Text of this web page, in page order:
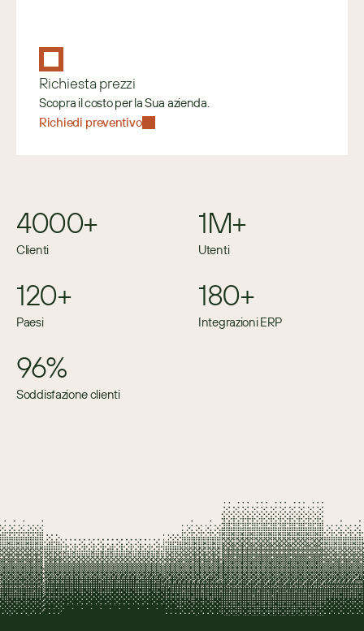
Richiesta prezzi
Scopra il costo per la Sua azienda.
Richiedi preventivo
4000+
Clienti
1M+
Utenti
120+
Paesi
180+
Integrazioni ERP
96%
Soddisfazione clienti